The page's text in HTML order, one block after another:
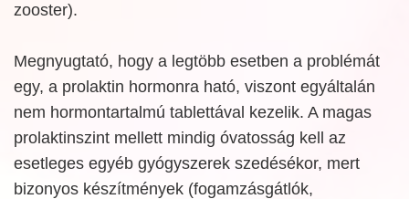
zooster).
Megnyugtató, hogy a legtöbb esetben a problémát
egy, a prolaktin hormonra ható, viszont egyáltalán
nem hormontartalmú tablettával kezelik. A magas
prolaktinszint mellett mindig óvatosság kell az
esetleges egyéb gyógyszerek szedésékor, mert
bizonyos készítmények (fogamzásgátlók,